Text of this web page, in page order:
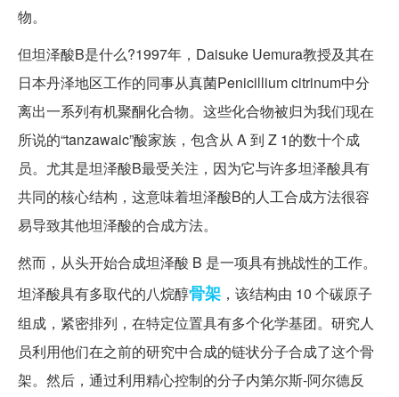
物。
但坦泽酸B是什么?1997年，Daisuke Uemura教授及其在
日本丹泽地区工作的同事从真菌Penicillium citrinum中分
离出一系列有机聚酮化合物。这些化合物被归为我们现在
所说的“tanzawaic”酸家族，包含从 A 到 Z 1的数十个成
员。尤其是坦泽酸B最受关注，因为它与许多坦泽酸具有
共同的核心结构，这意味着坦泽酸B的人工合成方法很容
易导致其他坦泽酸的合成方法。
然而，从头开始合成坦泽酸 B 是一项具有挑战性的工作。
坦泽酸具有多取代的八烷醇骨架 ，该结构由 10 个碳原子
组成，紧密排列，在特定位置具有多个化学基团。研究人
员利用他们在之前的研究中合成的链状分子合成了这个骨
架。然后，通过利用精心控制的分子内第尔斯-阿尔德反